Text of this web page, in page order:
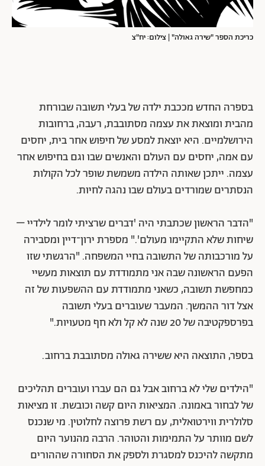
כריכת הספר "שירה גאולה" | צילום: יח"צ
בספרה החדש מככבת ילדה של בעלי תשובה שבורחת
מהבית ומוצאת את עצמה מסתובבת, רעבה, ברחובות
הירושלמיים. היא יוצאת למסע של חיפוש אחר בית, יחסים
עם אמה, יחסים עם העולם והאנשים שבו וגם בחיפוש אחר
עצמה. ייתכן שאותה הילדה משמשת שופר לכל הקולות
הנסתרים שמורדים בעולם שבו נהגה לחיות.
"הדבר הראשון שכתבתי היה 'דברים שרציתי לומר לילדיי –
שיחות שלא התקיימו מעולם'." מספרת ירון־דיין ומסבירה
על מורכבותה של התשובה בחיי המשפחה. "הרגשתי שזו
הפעם הראשונה שבה אני מתמודדת עם תוצאות מעשיי
כמחפשת תשובה, כשאני מתמודדת עם ההשפעות של זה
אצל דור ההמשך. המעבר שעוברים בעלי תשובה
בפרספקטיבה של 20 שנה לא קל ולא חף מטעויות."
בספר, התוצאה היא ששירה גאולה מסתובבת ברחוב.
"הילדים שלי לא ברחוב אבל גם הם עברו ועוברים תהליכים
של לבחור באמונה. המציאות היום קשה וכובשת. זו מציאות
סלולרית ווירטואלית, עם רשת פרוצה לחלוטין. מי שנכנס
לשם מוותר על התמימות והטוהר. הרבה מהנוער היום
מתקשה להיכנס למסגרת ולספק את הסחורה שההורים